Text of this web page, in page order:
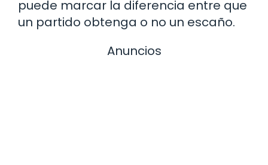
puede marcar la diferencia entre que
un partido obtenga o no un escaño.
Anuncios